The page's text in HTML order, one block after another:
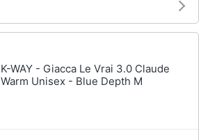
K-WAY - Giacca Le Vrai 3.0 Claude
Warm Unisex - Blue Depth M